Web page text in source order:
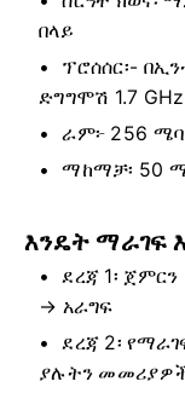
በላይ
ፕሮሰሰር፡-
ድግግሞሽ 1.7
ራም፦ 256
ማከማቻ፡ 50
እንዴት ማራገፍ
ደረጃ 1፡
→ አራግፍ
ደረጃ 2፡
ያሉትን